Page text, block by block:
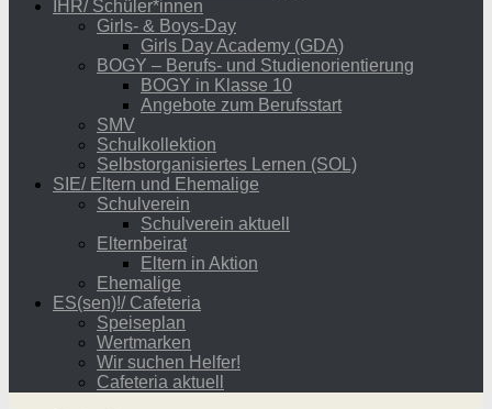
IHR/ Schüler*innen
Girls- & Boys-Day
Girls Day Academy (GDA)
BOGY – Berufs- und Studienorientierung
BOGY in Klasse 10
Angebote zum Berufsstart
SMV
Schulkollektion
Selbstorganisiertes Lernen (SOL)
SIE/ Eltern und Ehemalige
Schulverein
Schulverein aktuell
Elternbeirat
Eltern in Aktion
Ehemalige
ES(sen)!/ Cafeteria
Speiseplan
Wertmarken
Wir suchen Helfer!
Cafeteria aktuell